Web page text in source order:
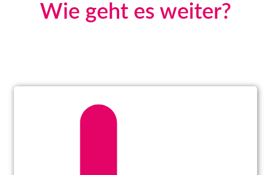
Wie geht es weiter?